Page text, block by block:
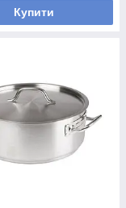
Купити